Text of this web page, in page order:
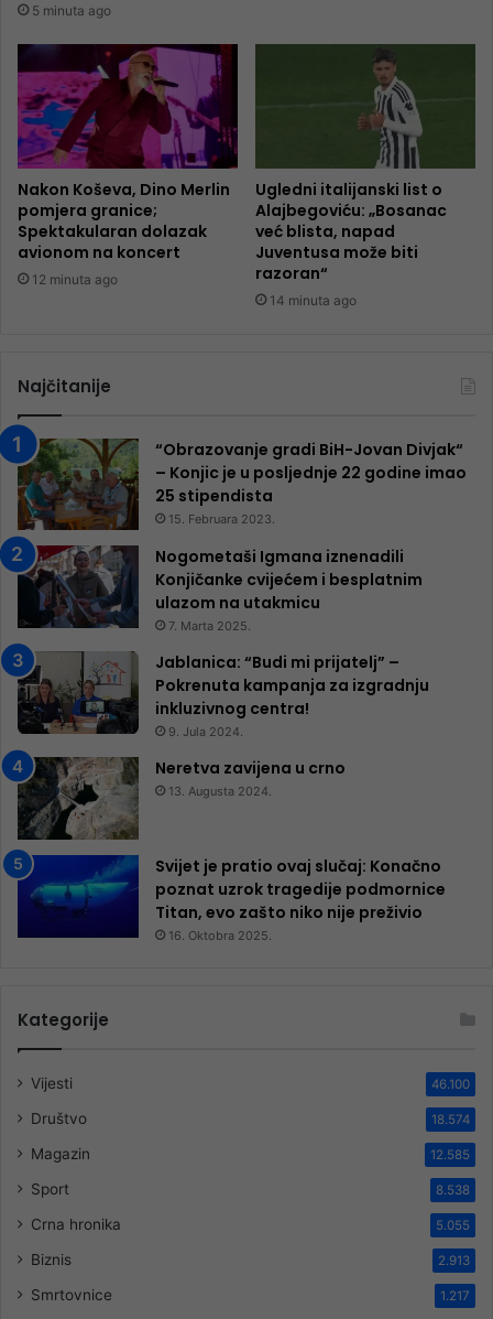
5 minuta ago
Nakon Koševa, Dino Merlin
pomjera granice;
Spektakularan dolazak
avionom na koncert
12 minuta ago
Ugledni italijanski list o
Alajbegoviću: „Bosanac
već blista, napad
Juventusa može biti
razoran“
14 minuta ago
Najčitanije
“Obrazovanje gradi BiH-Jovan Divjak“
– Konjic je u posljednje 22 godine imao
25 ​​stipendista
15. Februara 2023.
Nogometaši Igmana iznenadili
Konjičanke cvijećem i besplatnim
ulazom na utakmicu
7. Marta 2025.
Jablanica: “Budi mi prijatelj” –
Pokrenuta kampanja za izgradnju
inkluzivnog centra!
9. Jula 2024.
Neretva zavijena u crno
13. Augusta 2024.
Svijet je pratio ovaj slučaj: Konačno
poznat uzrok tragedije podmornice
Titan, evo zašto niko nije preživio
16. Oktobra 2025.
Kategorije
Vijesti 46.100
Društvo 18.574
Magazin 12.585
Sport 8.538
Crna hronika 5.055
Biznis 2.913
Smrtovnice 1.217